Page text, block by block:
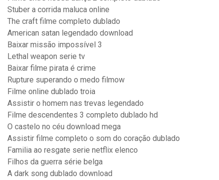
Stuber a corrida maluca online
The craft filme completo dublado
American satan legendado download
Baixar missão impossível 3
Lethal weapon serie tv
Baixar filme pirata é crime
Rupture superando o medo filmow
Filme online dublado troia
Assistir o homem nas trevas legendado
Filme descendentes 3 completo dublado hd
O castelo no céu download mega
Assistir filme completo o som do coração dublado
Familia ao resgate serie netflix elenco
Filhos da guerra série belga
A dark song dublado download